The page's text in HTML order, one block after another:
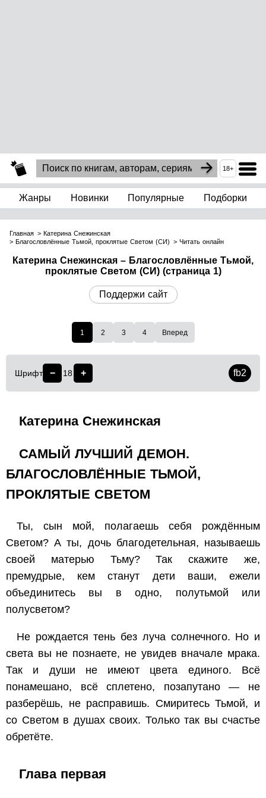
18+
Жанры Новинки Популярные Подборки
Главная
Катерина Снежинская
Благословлённые Тьмой, проклятые Светом (СИ)
Читать онлайн
Катерина Снежинская – Благословлённые Тьмой,
проклятые Светом (СИ) (страница 1)
Поддержи сайт
1 2 3 4 Вперед
Шрифт − 18 + fb2
Катерина Снежинская
САМЫЙ ЛУЧШИЙ ДЕМОН.
БЛАГОСЛОВЛЁННЫЕ ТЬМОЙ,
ПРОКЛЯТЫЕ СВЕТОМ
Ты, сын мой, полагаешь себя рождённым
Светом? А ты, дочь благодетельная, называешь
своей матерью Тьму? Так скажите же,
премудрые, кем станут дети ваши, ежели
объединитесь вы в одно, полутьмой или
полусветом?
Не рождается тень без луча солнечного. Но и
света вы не познаете, не увидев вначале мрака.
Так и души не имеют цвета единого. Всё
понамешано, всё сплетено, позапутано — не
разберёшь, не расправишь. Смиритесь Тьмой, и
со Светом в душах своих. Только так вы счастье
обретёте.
Глава первая